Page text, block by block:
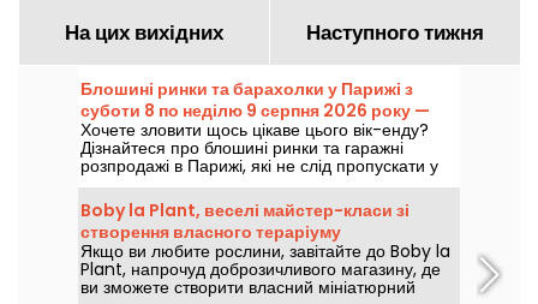
На цих вихідних Наступного тижня
Блошині ринки та барахолки у Парижі з
суботи 8 по неділю 9 серпня 2026 року —
програма вихідних
Хочете зловити щось цікаве цього вік-енду?
Дізнайтеся про блошині ринки та гаражні
розпродажі в Парижі, які не слід пропускати у
суботу 8 та неділю 9 серпня 2026 року, аби
урвати багато вигідних пропозицій.
Boby la Plant, веселі майстер-класи зі
створення власного тераріуму
Якщо ви любите рослини, завітайте до Boby la
Plant, напрочуд доброзичливого магазину, де
ви зможете створити власний мініатюрний